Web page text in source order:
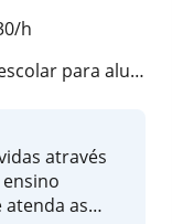
h
do fundamental ao ensino médio
através
as